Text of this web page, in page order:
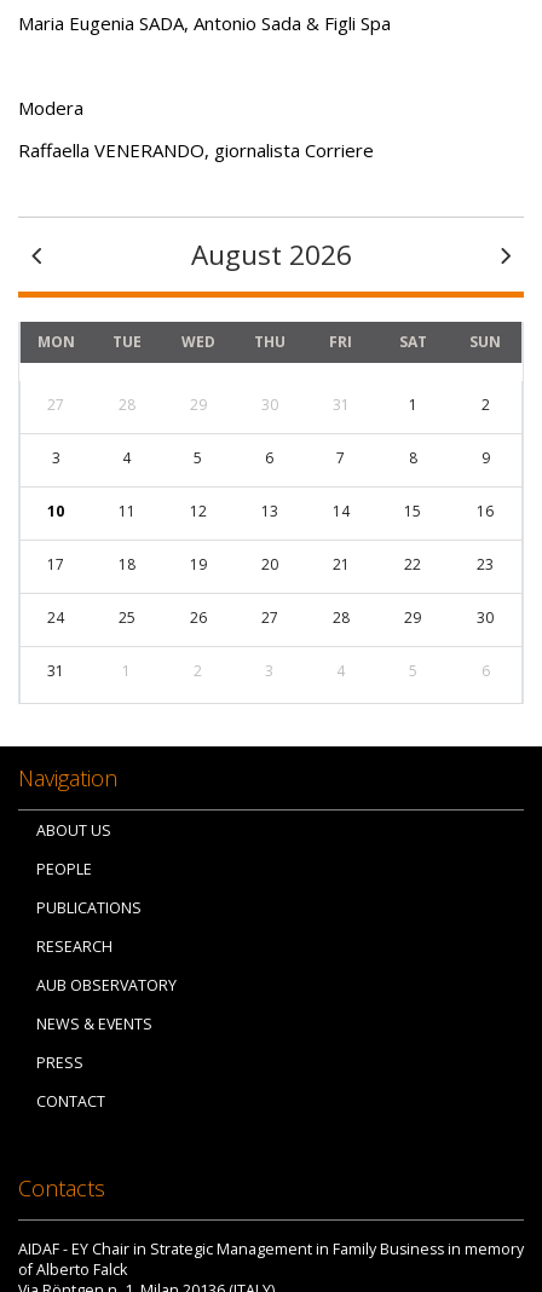
Maria Eugenia SADA, Antonio Sada & Figli Spa
Modera
Raffaella VENERANDO, giornalista Corriere
August 2026
MON TUE WED THU FRI SAT SUN
27 28 29 30 31 1 2
3 4 5 6 7 8 9
10 11 12 13 14 15 16
17 18 19 20 21 22 23
24 25 26 27 28 29 30
31 1 2 3 4 5 6
Navigation
ABOUT US
PEOPLE
PUBLICATIONS
RESEARCH
AUB OBSERVATORY
NEWS & EVENTS
PRESS
CONTACT
Contacts
AIDAF - EY Chair in Strategic Management in Family Business in memory
of Alberto Falck